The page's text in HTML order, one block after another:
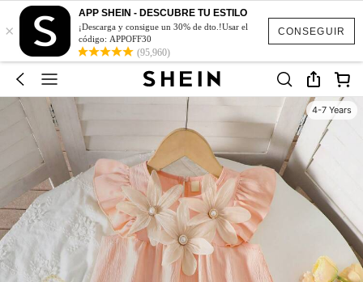
CONSEGUIR
×
APP SHEIN - DESCUBRE TU ESTILO
¡Descarga y consigue un 30% de dto.!Usar el
código: APPOFF30
(95,960)
4-7 Years